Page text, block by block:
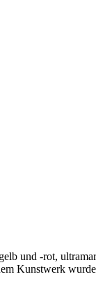
und -rot,
Kunstwerk